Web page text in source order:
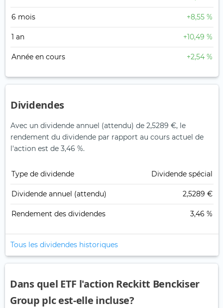
6 mois +8,55 %
1 an +10,49 %
Année en cours +2,54 %
Dividendes
Avec un dividende annuel (attendu) de 2,5289 €, le
rendement du dividende par rapport au cours actuel de
l'action est de 3,46 %.
Type de dividende Dividende spécial
Dividende annuel (attendu) 2,5289 €
Rendement des dividendes 3,46 %
Tous les dividendes historiques
Dans quel ETF l'action Reckitt Benckiser
Group plc est-elle incluse?